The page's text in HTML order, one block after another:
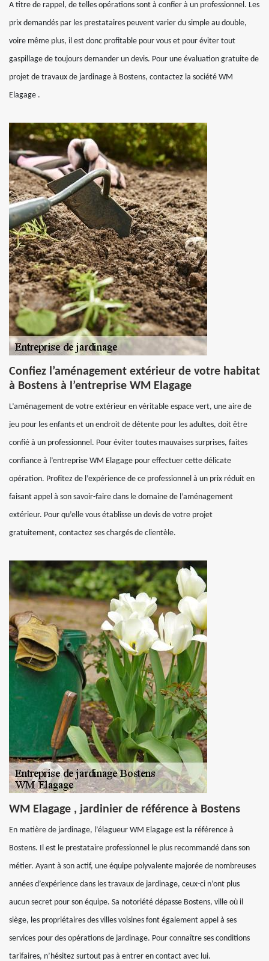
A titre de rappel, de telles opérations sont à confier à un professionnel. Les
prix demandés par les prestataires peuvent varier du simple au double,
voire même plus, il est donc profitable pour vous et pour éviter tout
gaspillage de toujours demander un devis. Pour une évaluation gratuite de
projet de travaux de jardinage à Bostens, contactez la société WM
Elagage .
Confiez l’aménagement extérieur de votre habitat
à Bostens à l’entreprise WM Elagage
L’aménagement de votre extérieur en véritable espace vert, une aire de
jeu pour les enfants et un endroit de détente pour les adultes, doit être
confié à un professionnel. Pour éviter toutes mauvaises surprises, faites
confiance à l’entreprise WM Elagage pour effectuer cette délicate
opération. Profitez de l’expérience de ce professionnel à un prix réduit en
faisant appel à son savoir-faire dans le domaine de l’aménagement
extérieur. Pour qu’elle vous établisse un devis de votre projet
gratuitement, contactez ses chargés de clientèle.
WM Elagage , jardinier de référence à Bostens
En matière de jardinage, l’élagueur WM Elagage est la référence à
Bostens. Il est le prestataire professionnel le plus recommandé dans son
métier. Ayant à son actif, une équipe polyvalente majorée de nombreuses
années d’expérience dans les travaux de jardinage, ceux-ci n’ont plus
aucun secret pour son équipe. Sa notoriété dépasse Bostens, ville où il
siège, les propriétaires des villes voisines font également appel à ses
services pour des opérations de jardinage. Pour connaître ses conditions
tarifaires, n’hésitez surtout pas à entrer en contact avec lui.